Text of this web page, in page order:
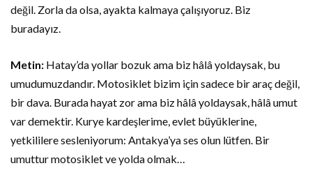
değil. Zorla da olsa, ayakta kalmaya çalışıyoruz. Biz
buradayız.
Metin: Hatay’da yollar bozuk ama biz hâlâ yoldaysak, bu
umudumuzdandır. Motosiklet bizim için sadece bir araç değil,
bir dava. Burada hayat zor ama biz hâlâ yoldaysak, hâlâ umut
var demektir. Kurye kardeşlerime, evlet büyüklerine,
yetkililere sesleniyorum: Antakya’ya ses olun lütfen. Bir
umuttur motosiklet ve yolda olmak…